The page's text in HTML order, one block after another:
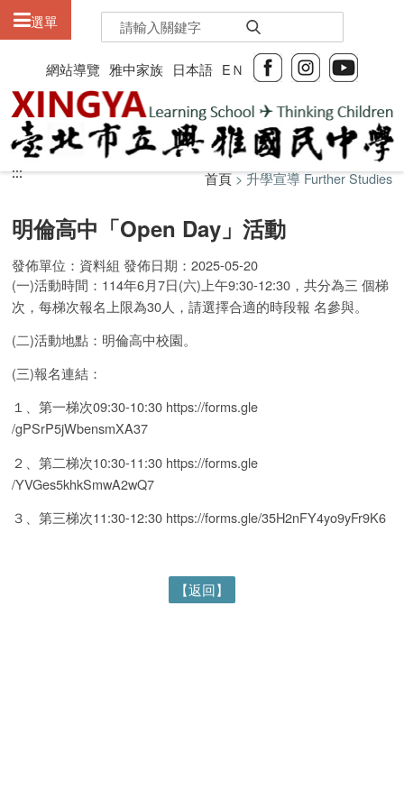
網站導覽 雅中家族 日本語 EＮ
選單
:::
:::
明倫高中「Open Day」活動
首頁> 升學宣導 Further Studies
發佈單位：資料組 發佈日期：2025-05-20
(一)活動時間：114年6月7日(六)上午9:30-12:30，共分為三 個梯
次，每梯次報名上限為30人，請選擇合適的時段報 名參與。
(二)活動地點：明倫高中校園。
(三)報名連結：
１、第一梯次09:30-10:30 https://forms.gle
/gPSrP5jWbensmXA37
２、第二梯次10:30-11:30 https://forms.gle
/YVGes5khkSmwA2wQ7
３、第三梯次11:30-12:30 https://forms.gle/35H2nFY4yo9yFr9K6
【返回】